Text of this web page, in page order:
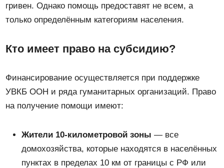
гривен. Однако помощь предоставят не всем, а
только определённым категориям населения.
Кто имеет право на субсидию?
Финансирование осуществляется при поддержке
УВКБ ООН и ряда гуманитарных организаций. Право
на получение помощи имеют:
Жители 10-километровой зоны — все
домохозяйства, которые находятся в населённых
пунктах в пределах 10 км от границы с РФ или